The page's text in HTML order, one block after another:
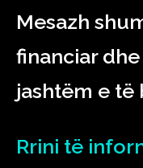
Mesazh
financiar
jashtëm e të
Rrini të